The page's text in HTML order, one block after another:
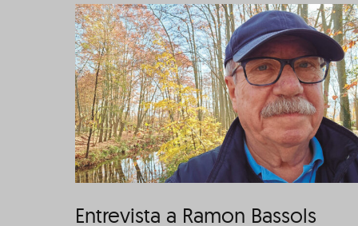
Entrevista a Ramon Bassols
Entrevista a Núria
Pascal